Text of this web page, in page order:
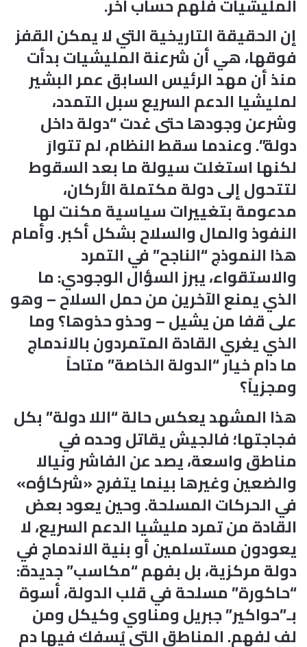
إن الحقيقة التاريخية التي لا يمكن القفز
فوقها، هي أن شرعنة المليشيات بدأت
منذ أن مهد الرئيس السابق عمر البشير
لمليشيا الدعم السريع سبل التمدد،
وشرعن وجودها حتى غدت “دولة داخل
دولة”. وعندما سقط النظام، لم تتوارَ
لكنها استغلت سيولة ما بعد السقوط
لتتحول إلى دولة مكتملة الأركان،
مدعومة بتغييرات سياسية مكنت لها
النفوذ والمال والسلاح بشكل أكبر. وأمام
هذا النموذج “الناجح” في التمرد
والاستقواء، يبرز السؤال الوجودي: ما
الذي يمنع الآخرين من حمل السلاح – وهو
على قفا من يشيل – وحذو حذوها؟ وما
الذي يغري القادة المتمردون بالاندماج
ما دام خيار “الدولة الخاصة” متاحاً
ومجزياً؟
هذا المشهد يعكس حالة “اللا دولة” بكل
فجاجتها؛ فالجيش يقاتل وحده في
مناطق واسعة، يصد عن الفاشر ونيالا
والضعين وغيرها بينما يتفرج «شركاؤه»
في الحركات المسلحة. وحين يعود بعض
القادة من تمرد مليشيا الدعم السريع، لا
يعودون مستسلمين أو بنية الاندماج في
دولة مركزية، بل بفهم “مكاسب” جديدة:
“حاكورة” مسلحة في قلب الدولة، أسوة
بـ”حواكير” جبريل ومناوي وكيكل ومن
لف لفهم. المناطق التي يُسفك فيها دم